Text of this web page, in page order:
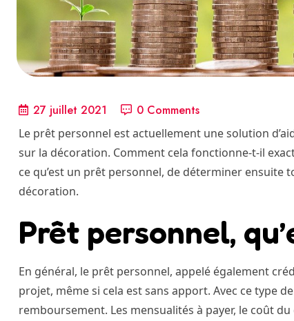
27 juillet 2021 0 Comments
Le prêt personnel est actuellement une solution
sur la décoration. Comment cela fonctionne-t-il
ce qu’est un prêt personnel, de déterminer ensuite
décoration.
Prêt personnel,
En général, le prêt personnel, appelé également
projet, même si cela est sans apport. Avec ce type
remboursement. Les mensualités à payer, le coût